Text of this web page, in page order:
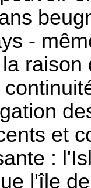
-
et
:
l'île